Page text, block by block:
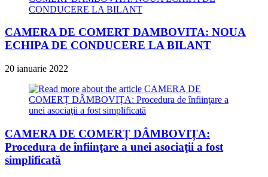
CAMERA DE COMERT DAMBOVITA: NOUA
ECHIPA DE CONDUCERE LA BILANT
20 ianuarie 2022
CAMERA DE COMERȚ DÂMBOVIȚA:
Procedura de înfiinţare a unei asociaţii a fost
simplificată